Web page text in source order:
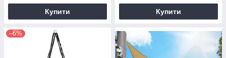
Купити Купити
–6%